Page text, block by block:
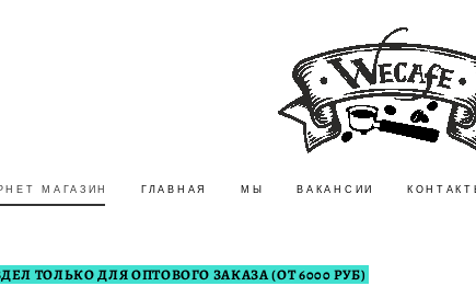
МАГАЗИН ГЛАВНАЯ МЫ ВАКАНСИИ
МАГАЗИН ГЛАВНАЯ МЫ ВАКАНСИИ
ТОЛЬКО ДЛЯ ОПТОВОГО ЗАКАЗА (ОТ 6000 РУБ)